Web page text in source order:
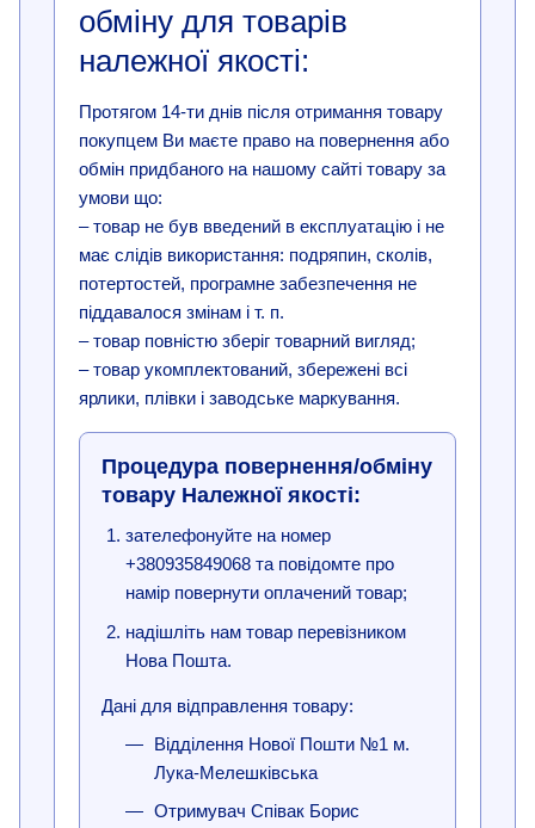
обміну для товарів
належної якості:
Протягом 14-ти днів після отримання товару
покупцем Ви маєте право на повернення або
обмін придбаного на нашому сайті товару за
умови що:
– товар не був введений в експлуатацію і не
має слідів використання: подряпин, сколів,
потертостей, програмне забезпечення не
піддавалося змінам і т. п.
– товар повністю зберіг товарний вигляд;
– товар укомплектований, збережені всі
ярлики, плівки і заводське маркування.
Процедура повернення/обміну
товару Належної якості:
зателефонуйте на номер
+380935849068 та повідомте про
намір повернути оплачений товар;
надішліть нам товар перевізником
Нова Пошта.
Дані для відправлення товару:
Відділення Нової Пошти №1 м.
Лука-Мелешківська
Отримувач Співак Борис